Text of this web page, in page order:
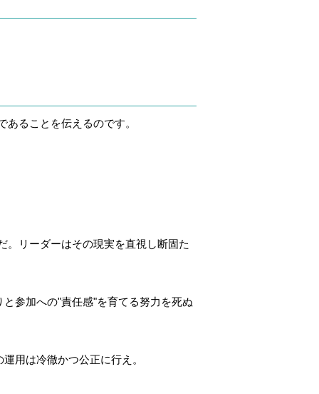
ることを伝えるのです。
。リーダーはその現実を直視し断固た
参加への"責任感"を育てる努力を死ぬ
用は冷徹かつ公正に行え。